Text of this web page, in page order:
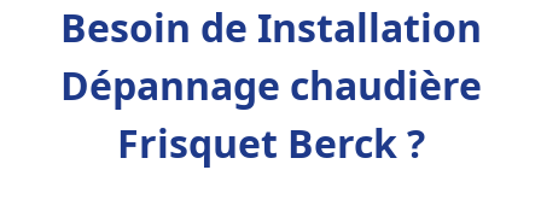
Besoin de Installation
Dépannage chaudière
Frisquet Berck ?